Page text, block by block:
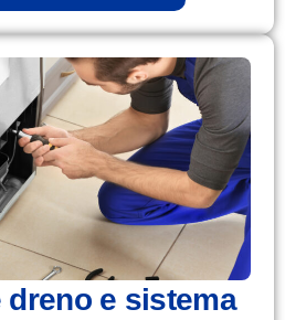
dreno e sistema